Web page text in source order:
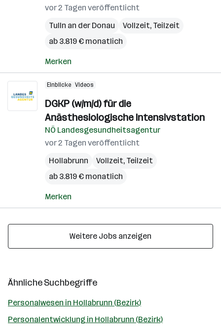
vor 2 Tagen veröffentlicht
Tulln an der Donau
Vollzeit, Teilzeit
ab 3.819 € monatlich
Merken
Einblicke Videos
DGKP (w/m/d) für die
Anästhesiologische Intensivstation
NÖ Landesgesundheitsagentur
vor 2 Tagen veröffentlicht
Hollabrunn
Vollzeit, Teilzeit
ab 3.819 € monatlich
Merken
Weitere Jobs anzeigen
Ähnliche Suchbegriffe
Personalwesen in Hollabrunn (Bezirk)
Personalentwicklung in Hollabrunn (Bezirk)